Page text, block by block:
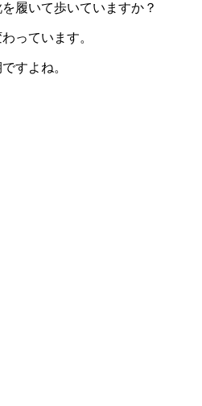
履いて歩いていますか？
っています。
すよね。